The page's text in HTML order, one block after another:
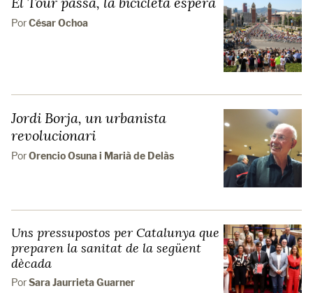
PorCésar Ochoa
Jordi Borja, un urbanista
revolucionari
PorOrencio Osuna i Marià de Delàs
Uns pressupostos per Catalunya que
preparen la sanitat de la següent
dècada
PorSara Jaurrieta Guarner